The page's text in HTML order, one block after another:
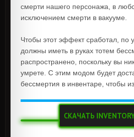
смерти нашего персонажа, в
исключением смерти в вакууме.
Чтобы этот эффект сработал, по
должны иметь в руках тотем
распространено, поскольку вы
умрете. С этим модом будет
бессмертия в инвентаре, чтобы
СКАЧАТЬ